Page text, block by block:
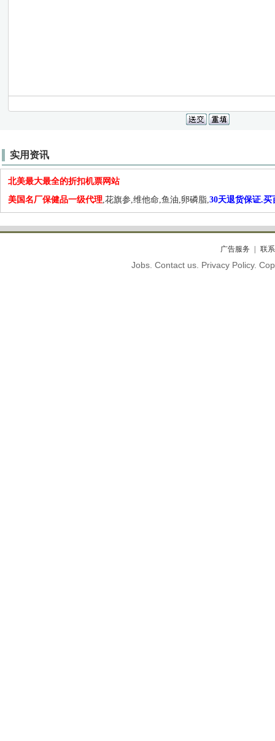
实用资讯
北美最大最全的折扣机票网站
美国名厂保健品一级代理,花旗参,维他命,鱼油,卵磷脂,30天退货保证.买
广告服务 联
Jobs. Contact us. Privacy Policy.